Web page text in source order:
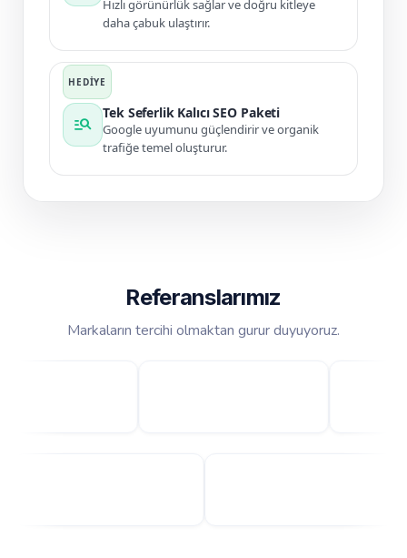
Hızlı görünürlük sağlar ve doğru kitleye
daha çabuk ulaştırır.
manage_search
Tek Seferlik Kalıcı SEO Paketi
Google uyumunu güçlendirir ve organik
trafiğe temel oluşturur.
Referanslarımız
Markaların tercihi olmaktan gurur duyuyoruz.